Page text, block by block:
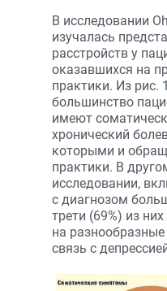
В исследовании
изучалась
расстройств у
оказавшихся на
практики. Из рис.
большинство
имеют
хронический
которыми и
практики. В
исследовании,
с диагнозом
трети (69%) из
на
связь с